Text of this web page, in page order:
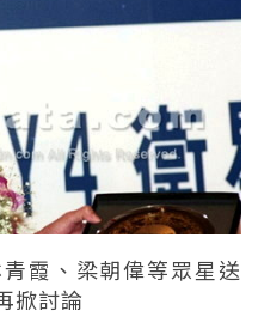
霞、梁朝偉等眾星送
掀討論